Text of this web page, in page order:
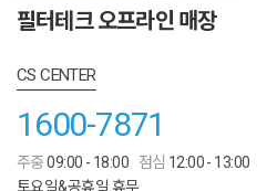
필터테크 오프라인 매장
CS CENTER
1600-7871
주중09:00 - 18:00 점심 12:00 - 13:00
토요일&공휴일 휴무